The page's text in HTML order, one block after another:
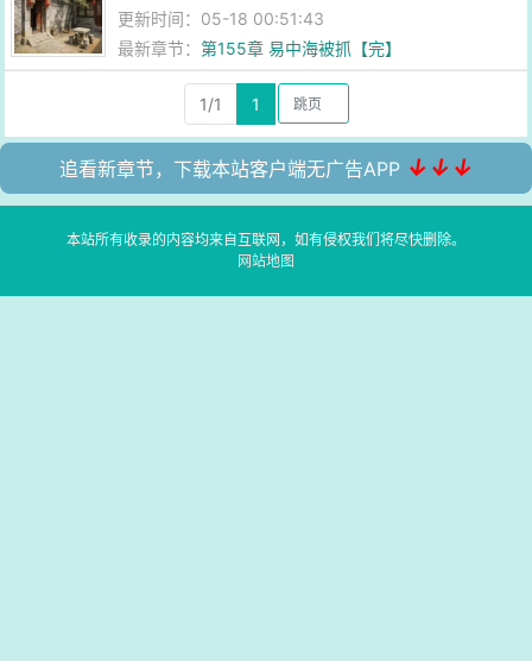
更新时间：05-18 00:51:43
最新章节：第155章 易中海被抓【完】
1/1 1
追看新章节，下载本站客户端无广告APP ↓↓↓
本站所有收录的内容均来自互联网，如有侵权我们将尽快删除。
网站地图